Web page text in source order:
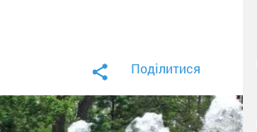
Поділитися